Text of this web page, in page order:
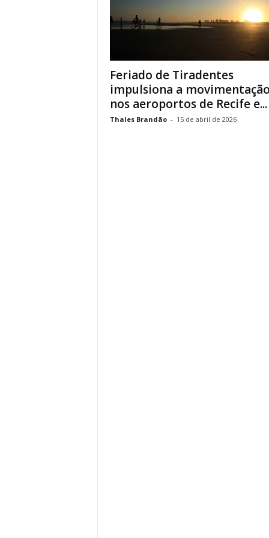
Feriado de Tiradentes
impulsiona a
nos aeroportos de Recife e...
Thales Brandão - 15 de abril de 2026